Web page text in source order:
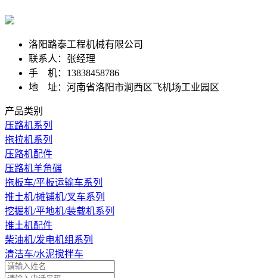
洛阳路泰工程机械有限公司
联系人：张经理
手 机：13838458786
地 址：河南省洛阳市涧西区飞机场工业园区
产品类别
压路机系列
拖拉机系列
压路机配件
压路机羊角碾
拖板车/平板运输车系列
推土机/摊铺机/叉车系列
挖掘机/平地机/装载机系列
推土机配件
柴油机/发电机组系列
清洁车/水泥搅拌车